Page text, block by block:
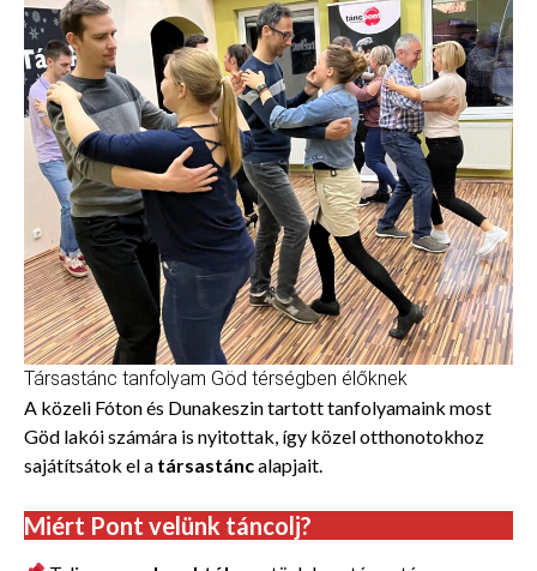
Társastánc tanfolyam Göd térségben élőknek
A közeli Fóton és Dunakeszin tartott tanfolyamaink most
Göd lakói számára is nyitottak, így közel otthonotokhoz
sajátítsátok el a társastáncalapjait.
Miért Pont velünk táncolj?